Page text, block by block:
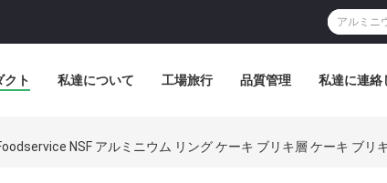
クト 私達について 工場旅行 品質管理 私達に連絡
NSF アルミニウム リング ケーキ ブリキ層 ケーキ ブリ